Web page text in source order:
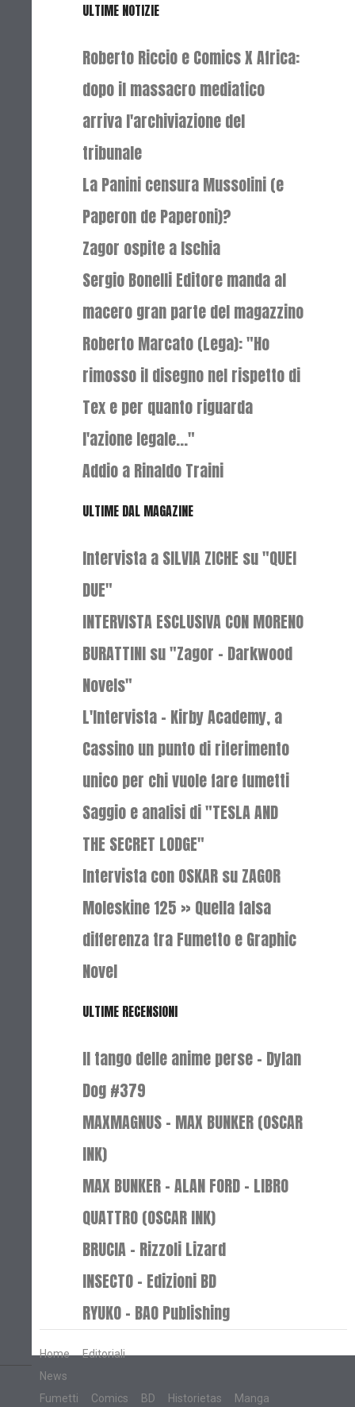
ULTIME NOTIZIE
Roberto Riccio e Comics X Africa:
dopo il massacro mediatico
arriva l'archiviazione del
tribunale
La Panini censura Mussolini (e
Paperon de Paperoni)?
Zagor ospite a Ischia
Sergio Bonelli Editore manda al
macero gran parte del magazzino
Roberto Marcato (Lega): "Ho
rimosso il disegno nel rispetto di
Tex e per quanto riguarda
l'azione legale..."
Addio a Rinaldo Traini
ULTIME DAL MAGAZINE
Intervista a SILVIA ZICHE su "QUEI
DUE"
INTERVISTA ESCLUSIVA CON MORENO
BURATTINI su "Zagor - Darkwood
Novels"
L'Intervista - Kirby Academy, a
Cassino un punto di riferimento
unico per chi vuole fare fumetti
Saggio e analisi di "TESLA AND
THE SECRET LODGE"
Intervista con OSKAR su ZAGOR
Moleskine 125 » Quella falsa
differenza tra Fumetto e Graphic
Novel
ULTIME RECENSIONI
Il tango delle anime perse - Dylan
Dog #379
MAXMAGNUS – MAX BUNKER (OSCAR
INK)
MAX BUNKER – ALAN FORD – LIBRO
QUATTRO (OSCAR INK)
BRUCIA - Rizzoli Lizard
INSECTO - Edizioni BD
RYUKO - BAO Publishing
Home
Editoriali
News
Fumetti
Comics BD Historietas Manga